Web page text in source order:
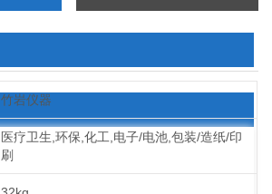
竹岩仪器
医疗卫生,环保,化工,电子/电池,包装/造纸/印
刷